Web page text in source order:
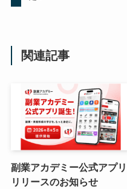
関連記事
副業アカデミー公式アプリ
リリースのお知らせ